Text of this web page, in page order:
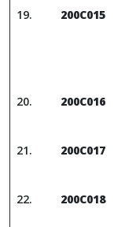
200C015
200C016
200C017
200C018